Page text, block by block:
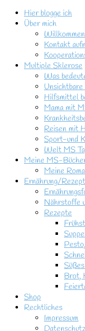
Hier blogge ich
Über mich
Kontakt
Multiple Sklerose
Was
Hilfsmittel
Mama mit
Reisen mit
Sport-und
Welt MS
Meine MS-
Meine
Ernährung/
Nährstoffe
Rezepte
Brot,
Shop
Rechtliches
Impressum
Datenschutz